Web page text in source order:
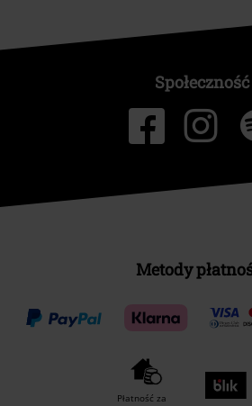
Społeczność
Metody
Płatność za